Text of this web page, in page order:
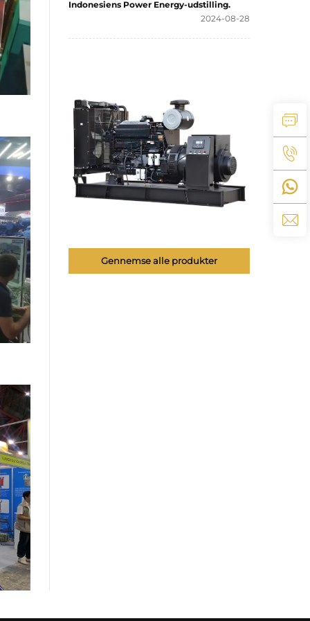
Indonesiens Power Energy-udstilling.
2024-08-28
Gennemse alle produkter